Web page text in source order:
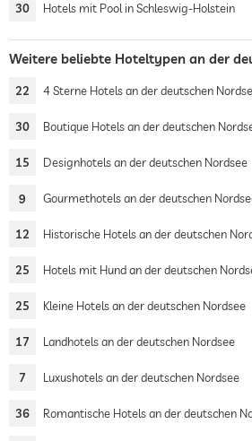
30 Hotels mit Pool in Schleswig-Holstein
Weitere beliebte Hoteltypen an der
22 4 Sterne Hotels an der deutschen
30 Boutique Hotels an der deutschen
15 Designhotels an der deutschen Nordsee
9 Gourmethotels an der deutschen
12 Historische Hotels an der deutschen
25 Hotels mit Hund an der deutschen
25 Kleine Hotels an der deutschen Nordsee
17 Landhotels an der deutschen Nordsee
7 Luxushotels an der deutschen Nordsee
36 Romantische Hotels an der deutschen